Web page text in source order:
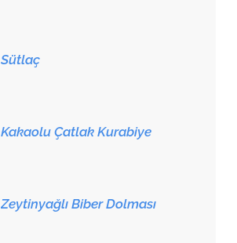
Sütlaç
Kakaolu Çatlak Kurabiye
Zeytinyağlı Biber Dolması